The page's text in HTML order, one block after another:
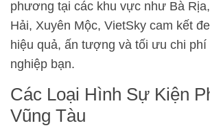
phương tại các khu vực như Bà
Hải, Xuyên Mộc, VietSky cam kết
hiệu quả, ấn tượng và tối ưu chi phí
nghiệp bạn.
Các Loại Hình Sự Kiện
Vũng Tàu